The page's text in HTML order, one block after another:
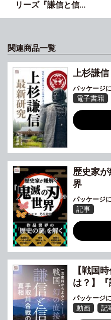
リーズ『謙信と信...
関連商品一覧
上杉謙信
パッケージ
電子書籍
歴史家
界
パッケージ
記事
【戦国
は？】
パッケージ
動画 記